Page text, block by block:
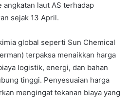
laut AS terhadap
sejak 13 April.
global seperti Sun Chemical
terpaksa menaikkan harga
logistik, energi, dan bahan
tinggi. Penyesuaian harga
mengingat tekanan biaya yang